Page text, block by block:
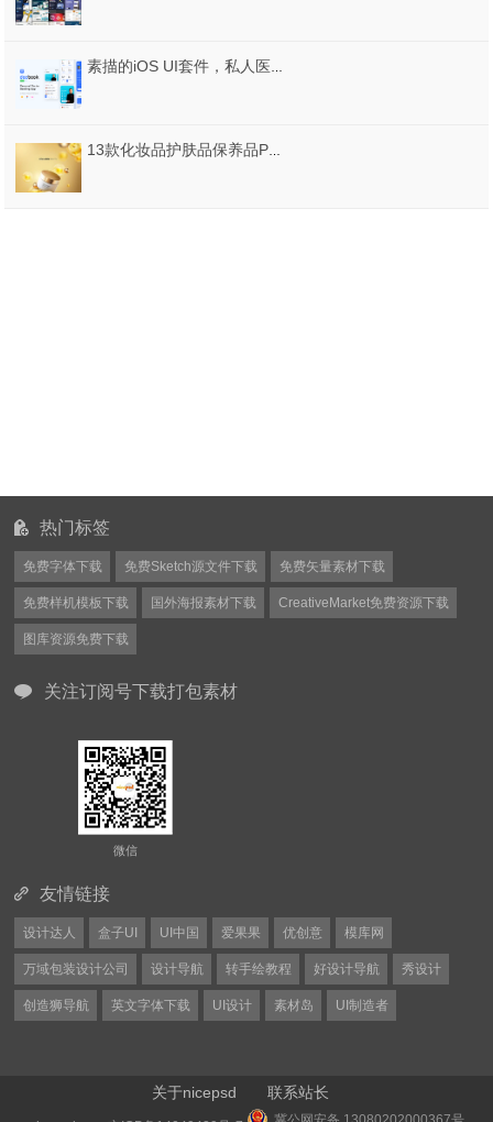
热门标签
免费字体下载 免费Sketch源文件下载 免费矢量素材下载
免费样机模板下载 国外海报素材下载 CreativeMarket免费资源下载
图库资源免费下载
关注订阅号下载打包素材
微信
友情链接
设计达人 盒子UI UI中国 爱果果 优创意 模库网
万域包装设计公司 设计导航 转手绘教程 好设计导航 秀设计
创造狮导航 英文字体下载 UI设计 素材岛 UI制造者
关于nicepsd 联系站长